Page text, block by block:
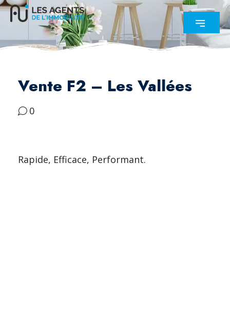
Vente F2 – Les Vallées
0
Rapide, Efficace, Performant.